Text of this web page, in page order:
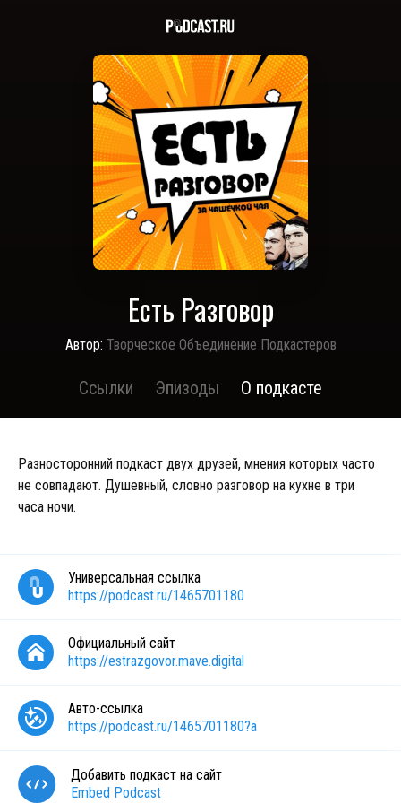
Есть Разговор
Автор: Творческое Объединение Подкастеров
Ссылки Эпизоды О подкасте
Разносторонний подкаст двух друзей, мнения которых часто
не совпадают. Душевный, словно разговор на кухне в три
часа ночи.
Универсальная ссылка
https://podcast.ru/1465701180
Официальный сайт
https://estrazgovor.mave.digital
Авто-ссылка
https://podcast.ru/1465701180?a
Добавить подкаст на сайт
Embed Podcast